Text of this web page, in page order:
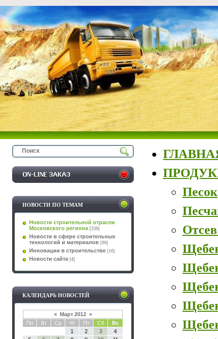
НОВОСТИ ПО ТЕМАМ
Новости строительной отрасли
Московского региона [338]
Новости в сфере строительных
технологий и материалов [66]
Инновации в строительстве [16]
Новости сайта [4]
КАЛЕНДАРЬ НОВОСТЕЙ
« Март 2012 »
Пн
Вт Ср Чт Пт Сб
Вс
1
2 3
4
Песок